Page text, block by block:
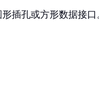
插孔或方形数据接